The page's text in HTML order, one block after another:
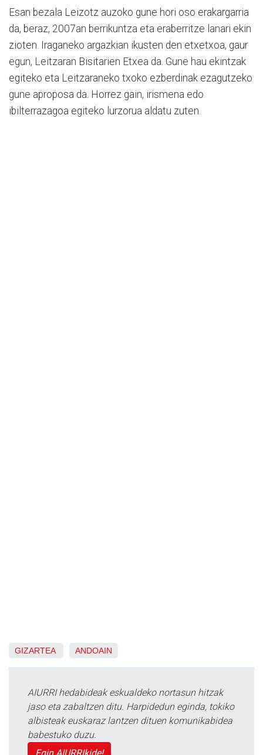
Esan bezala Leizotz auzoko gune hori oso erakargarria
da, beraz, 2007an berrikuntza eta eraberritze lanari ekin
zioten. Iraganeko argazkian ikusten den etxetxoa, gaur
egun, Leitzaran Bisitarien Etxea da. Gune hau ekintzak
egiteko eta Leitzaraneko txoko ezberdinak ezagutzeko
gune aproposa da. Horrez gain, irismena edo
ibilterrazagoa egiteko lurzorua aldatu zuten.
GIZARTEA ANDOAIN
AIURRI hedabideak eskualdeko nortasun hitzak
jaso eta zabaltzen ditu. Harpidedun eginda, tokiko
albisteak euskaraz lantzen dituen komunikabidea
babestuko duzu.